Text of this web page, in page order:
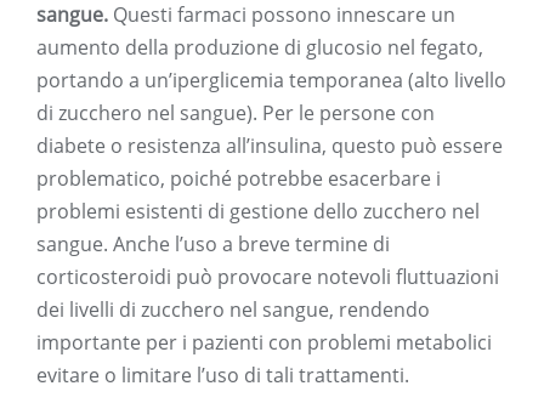
sangue. Questi farmaci possono innescare un
aumento della produzione di glucosio nel fegato,
portando a un’iperglicemia temporanea (alto livello
di zucchero nel sangue). Per le persone con
diabete o resistenza all’insulina, questo può essere
problematico, poiché potrebbe esacerbare i
problemi esistenti di gestione dello zucchero nel
sangue. Anche l’uso a breve termine di
corticosteroidi può provocare notevoli fluttuazioni
dei livelli di zucchero nel sangue, rendendo
importante per i pazienti con problemi metabolici
evitare o limitare l’uso di tali trattamenti.